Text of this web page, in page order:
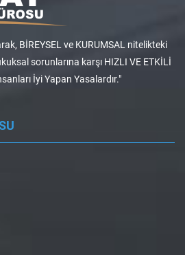
BİREYSEL ve KURUMSAL nitelikteki
sorunlarına karşı HIZLI VE ETKİLİ
İyi Yapan Yasalardır."